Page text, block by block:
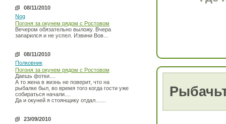
08/11/2010
Nog
Погоня за окунем рядом с Ростовом
Вечером обязательно выложу. Вчера
запарился и не успел. Извини Вов...
08/11/2010
Полковник
Погоня за окунем рядом с Ростовом
Даешь фотки....
А то жена в жизнь не поверит, что на
рыбалке был, во время того когда гости уже
собираться начали....
Да и окуней я стоянщику отдал.......
23/09/2010